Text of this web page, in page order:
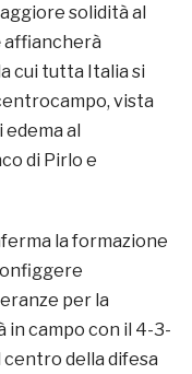
solidità al
affiancherà
cui tutta Italia si
vista
edema al
di Pirlo e
la formazione
per la
in campo con il 4-3-
centro della difesa